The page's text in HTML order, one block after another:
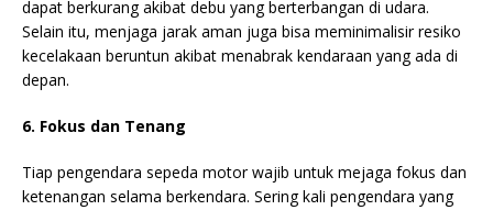
dapat berkurang akibat debu yang berterbangan di udara.
Selain itu, menjaga jarak aman juga bisa meminimalisir resiko
kecelakaan beruntun akibat menabrak kendaraan yang ada di
depan.
6. Fokus dan Tenang
Tiap pengendara sepeda motor wajib untuk mejaga fokus dan
ketenangan selama berkendara. Sering kali pengendara yang